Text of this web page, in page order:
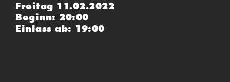
Freitag 11.02.2022
Beginn: 20:00
Einlass ab: 19:00